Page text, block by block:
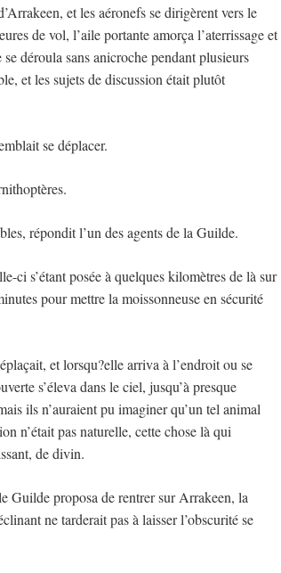
et les aéronefs se dirigèrent vers le
de vol, l’aile portante amorça l’aterrissage et
déroula sans anicroche pendant plusieurs
et les sujets de discussion était plutôt
se déplacer.
répondit l’un des agents de la Guilde.
ci s’étant posée à quelques kilomètres de là sur
pour mettre la moissonneuse en sécurité
et lorsqu?elle arriva à l’endroit ou se
s’éleva dans le ciel, jusqu’à presque
ils n’auraient pu imaginer qu’un tel animal
n’était pas naturelle, cette chose là qui
de divin.
Guilde proposa de rentrer sur Arrakeen, la
ne tarderait pas à laisser l’obscurité se